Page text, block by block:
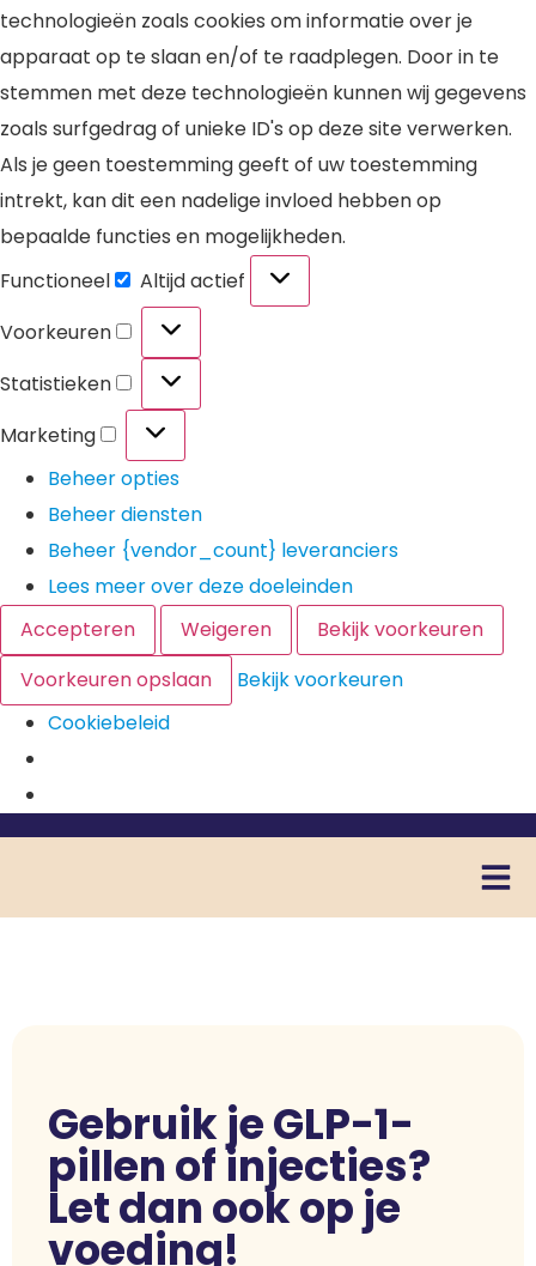
technologieën zoals cookies om informatie over je
apparaat op te slaan en/of te raadplegen. Door in te
stemmen met deze technologieën kunnen wij gegevens
zoals surfgedrag of unieke ID's op deze site verwerken.
Als je geen toestemming geeft of uw toestemming
intrekt, kan dit een nadelige invloed hebben op
bepaalde functies en mogelijkheden.
Functioneel
Altijd actief
Voorkeuren
Statistieken
Marketing
Beheer opties
Beheer diensten
Beheer {vendor_count} leveranciers
Lees meer over deze doeleinden
Accepteren
Weigeren
Bekijk voorkeuren
Voorkeuren opslaan
Bekijk voorkeuren
Cookiebeleid
Gebruik je GLP-1-
pillen of injecties?
Let dan ook op je
voeding!